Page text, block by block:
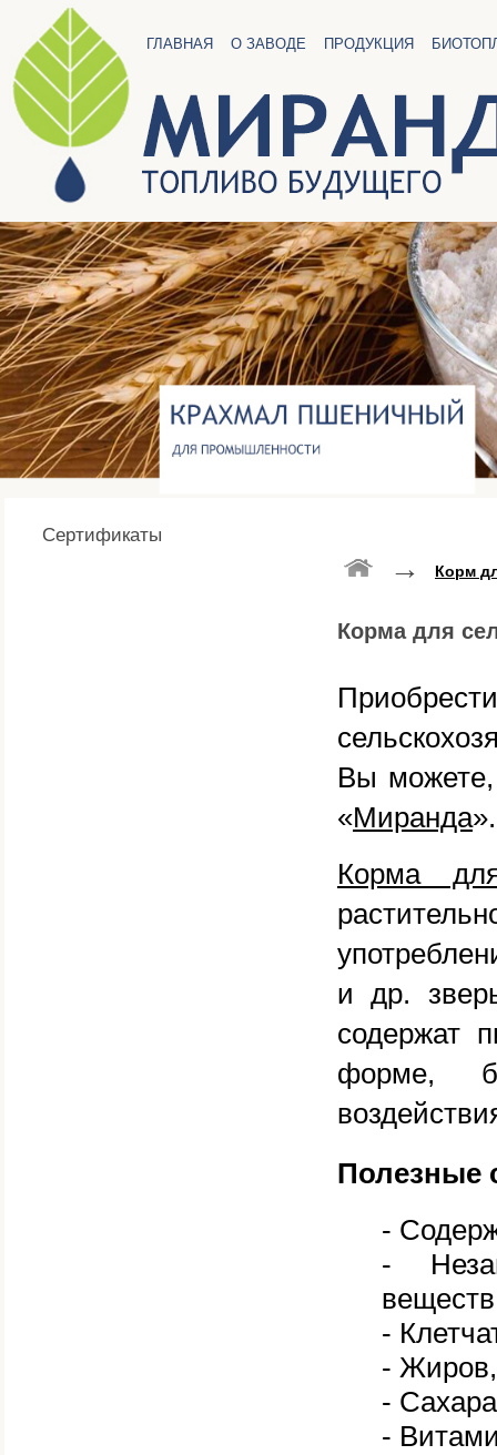
ГЛАВНАЯ О ЗАВОДЕ ПРОДУКЦИЯ
→ Корм
Корма для
Вы
«Миранда».
Корма
и др.
содержат
форме,
Полезные
-
-
-
- Жиров,
-
-
Сертификаты